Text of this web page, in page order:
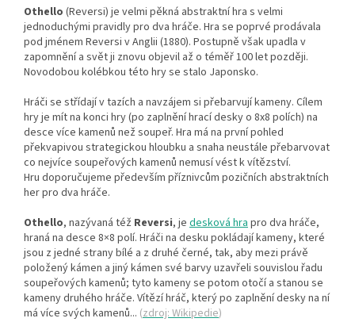
Othello (Reversi) je velmi pěkná abstraktní hra s velmi
jednoduchými pravidly pro dva hráče. Hra se poprvé prodávala
pod jménem Reversi v Anglii (1880). Postupně však upadla v
zapomnění a svět ji znovu objevil až o téměř 100 let později.
Novodobou kolébkou této hry se stalo Japonsko.
Hráči se střídají v tazích a navzájem si přebarvují kameny. Cílem
hry je mít na konci hry (po zaplnění hrací desky o 8x8 polích) na
desce více kamenů než soupeř. Hra má na první pohled
překvapivou strategickou hloubku a snaha neustále přebarvovat
co nejvíce soupeřových kamenů nemusí vést k vítězství.
Hru doporučujeme především příznivcům pozičních abstraktních
her pro dva hráče.
Othello, nazývaná též Reversi, je desková hra pro dva hráče,
hraná na desce 8×8 polí. Hráči na desku pokládají kameny, které
jsou z jedné strany bílé a z druhé černé, tak, aby mezi právě
položený kámen a jiný kámen své barvy uzavřeli souvislou řadu
soupeřových kamenů; tyto kameny se potom otočí a stanou se
kameny druhého hráče. Vítězí hráč, který po zaplnění desky na ní
má více svých kamenů... (zdroj: Wikipedie)